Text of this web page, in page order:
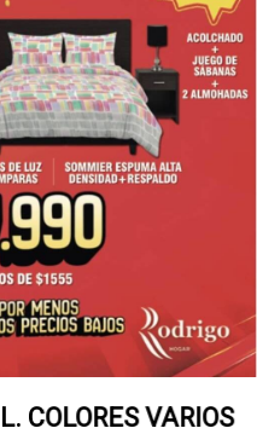
VARIOS